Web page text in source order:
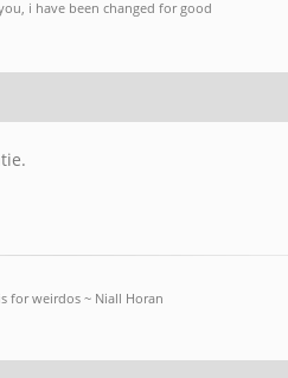
i have been changed for good
for weirdos ~ Niall Horan